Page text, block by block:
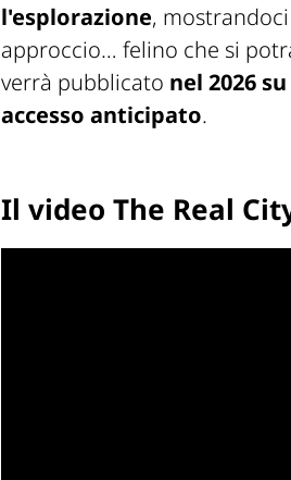
l'esplorazione,
approccio… felino che si
verrà pubblicato nel 2026 su
accesso anticipato.
Il video The Real